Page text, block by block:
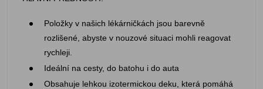
Položky v našich lékárničkách jsou barevně
rozlišené, abyste v nouzové situaci mohli reagovat
rychleji.
Ideální na cesty, do batohu i do auta
Obsahuje lehkou izotermickou deku, která pomáhá